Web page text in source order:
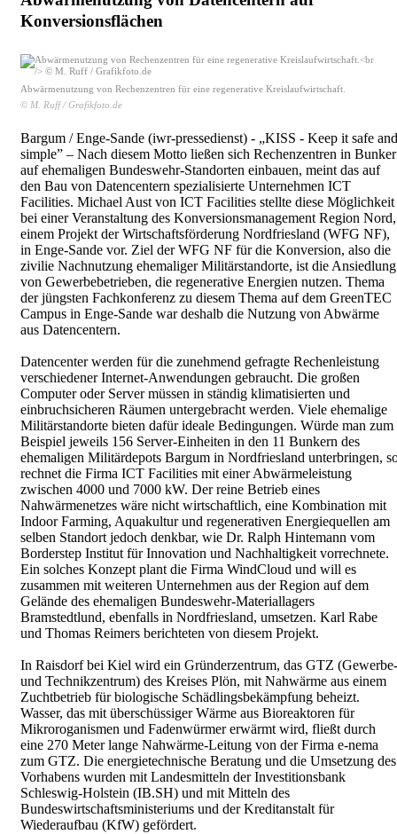
Konversionsflächen
Abwärmenutzung von Rechenzentren für eine regenerative Kreislaufwirtschaft.
© M. Ruff / Grafikfoto.de
Bargum / Enge-Sande (iwr-pressedienst) - „KISS - Keep it safe and
simple” – Nach diesem Motto ließen sich Rechenzentren in Bunker
auf ehemaligen Bundeswehr-Standorten einbauen, meint das auf
den Bau von Datencentern spezialisierte Unternehmen ICT
Facilities. Michael Aust von ICT Facilities stellte diese Möglichkeit
bei einer Veranstaltung des Konversionsmanagement Region Nord,
einem Projekt der Wirtschaftsförderung Nordfriesland (WFG NF),
in Enge-Sande vor. Ziel der WFG NF für die Konversion, also die
zivilie Nachnutzung ehemaliger Militärstandorte, ist die Ansiedlung
von Gewerbebetrieben, die regenerative Energien nutzen. Thema
der jüngsten Fachkonferenz zu diesem Thema auf dem GreenTEC
Campus in Enge-Sande war deshalb die Nutzung von Abwärme
aus Datencentern.
Datencenter werden für die zunehmend gefragte Rechenleistung
verschiedener Internet-Anwendungen gebraucht. Die großen
Computer oder Server müssen in ständig klimatisierten und
einbruchsicheren Räumen untergebracht werden. Viele ehemalige
Militärstandorte bieten dafür ideale Bedingungen. Würde man zum
Beispiel jeweils 156 Server-Einheiten in den 11 Bunkern des
ehemaligen Militärdepots Bargum in Nordfriesland unterbringen,
rechnet die Firma ICT Facilities mit einer Abwärmeleistung
zwischen 4000 und 7000 kW. Der reine Betrieb eines
Nahwärmenetzes wäre nicht wirtschaftlich, eine Kombination mit
Indoor Farming, Aquakultur und regenerativen Energiequellen am
selben Standort jedoch denkbar, wie Dr. Ralph Hintemann vom
Borderstep Institut für Innovation und Nachhaltigkeit vorrechnete.
Ein solches Konzept plant die Firma WindCloud und will es
zusammen mit weiteren Unternehmen aus der Region auf dem
Gelände des ehemaligen Bundeswehr-Materiallagers
Bramstedtlund, ebenfalls in Nordfriesland, umsetzen. Karl Rabe
und Thomas Reimers berichteten von diesem Projekt.
In Raisdorf bei Kiel wird ein Gründerzentrum, das GTZ (Gewerbe-
und Technikzentrum) des Kreises Plön, mit Nahwärme aus einem
Zuchtbetrieb für biologische Schädlingsbekämpfung beheizt.
Wasser, das mit überschüssiger Wärme aus Bioreaktoren für
Mikroroganismen und Fadenwürmer erwärmt wird, fließt durch
eine 270 Meter lange Nahwärme-Leitung von der Firma e-nema
zum GTZ. Die energietechnische Beratung und die Umsetzung des
Vorhabens wurden mit Landesmitteln der Investitionsbank
Schleswig-Holstein (IB.SH) und mit Mitteln des
Bundeswirtschaftsministeriums und der Kreditanstalt für
Wiederaufbau (KfW) gefördert.